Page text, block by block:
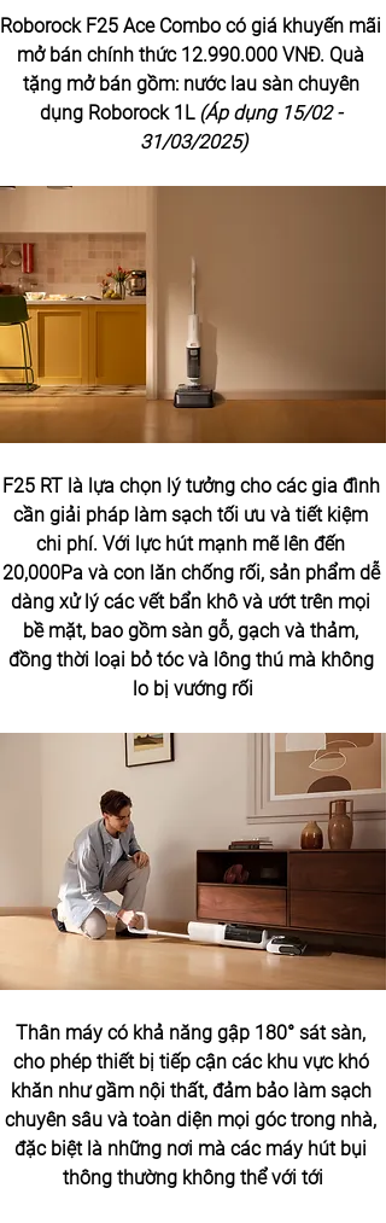
Roborock F25 Ace Combo có giá khuyến mãi
mở bán chính thức 12.990.000 VNĐ. Quà
tặng mở bán gồm: nước lau sàn chuyên
dụng Roborock 1L (Áp dụng 15/02 -
31/03/2025)
F25 RT là lựa chọn lý tưởng cho các gia đình
cần giải pháp làm sạch tối ưu và tiết kiệm
chi phí. Với lực hút mạnh mẽ lên đến
20,000Pa và con lăn chống rối, sản phẩm dễ
dàng xử lý các vết bẩn khô và ướt trên mọi
bề mặt, bao gồm sàn gỗ, gạch và thảm,
đồng thời loại bỏ tóc và lông thú mà không
lo bị vướng rối
Thân máy có khả năng gập 180° sát sàn,
cho phép thiết bị tiếp cận các khu vực khó
khăn như gầm nội thất, đảm bảo làm sạch
chuyên sâu và toàn diện mọi góc trong nhà,
đặc biệt là những nơi mà các máy hút bụi
thông thường không thể với tới